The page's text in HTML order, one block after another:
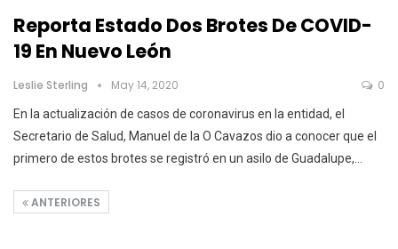
Reporta Estado Dos Brotes De COVID-
19 En Nuevo León
Leslie Sterling May 14, 2020 0
En la actualización de casos de coronavirus en la entidad, el
Secretario de Salud, Manuel de la O Cavazos dio a conocer que el
primero de estos brotes se registró en un asilo de Guadalupe,
ANTERIORES